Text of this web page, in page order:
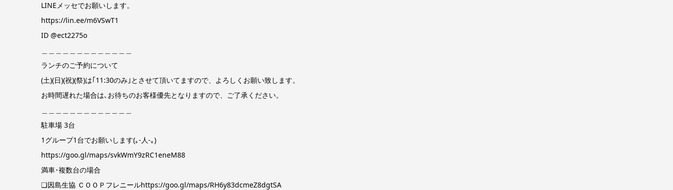
LINEメッセでお願いします。
https://lin.ee/m6VSwT1
ID @ect2275o
ランチのご予約について
(土)(日)(祝)(祭)は｢11:30のみ｣とさせて頂いてますので、よろしくお願い致します。
お時間遅れた場合は､お待ちのお客様優先となりますので、ご了承ください。
駐車場 3台
1グループ1台でお願いします(｡-人-｡)
https://goo.gl/maps/svkWmY9zRC1eneM88
満車･複数台の場合
❏因島生協 ＣＯＯＰフレニールhttps://goo.gl/maps/RH6y83dcmeZ8dgtSA